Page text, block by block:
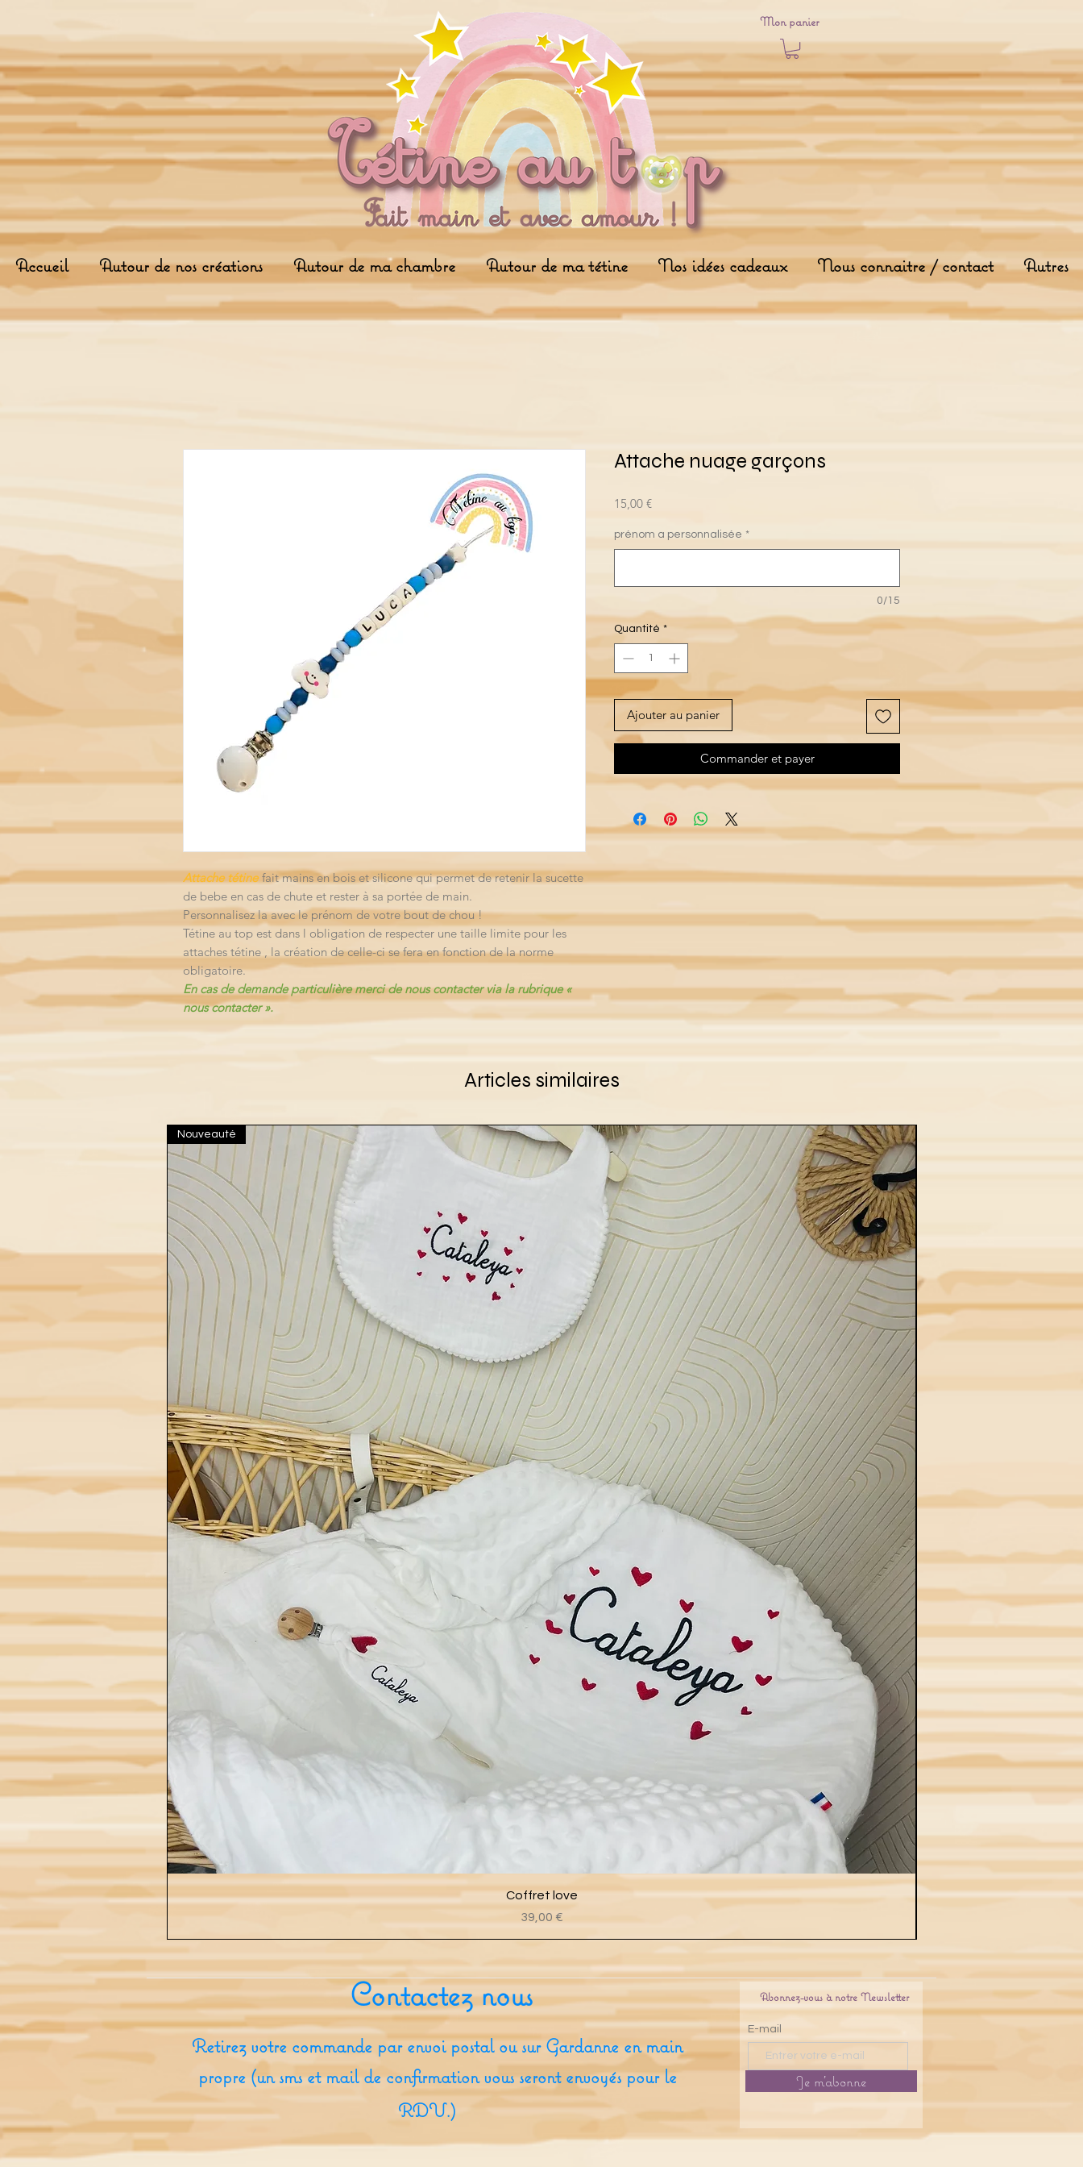
Mon panier
Accueil Autour de nos créations Autour de ma chambre Autour de ma tétine Nos idées cadeaux Nous connaitre / contact Autres
Attache tétinefait mains en bois et silicone qui permet de retenir la sucette
de bebe en cas de chute et rester à sa portée de main.
Personnalisez la avec le prénom de votre bout de chou !
Tétine au top est dans l obligation de respecter une taille limite pour les
attaches tétine , la création de celle-ci se fera en fonction de la norme
obligatoire.
En cas de demande particulière merci de nous contacter via la rubrique «
nous contacter ».
Attache nuage garçons
15,00 €Prix
prénom a personnalisée *
0/15
Quantité *
Ajouter au panier
Commander et payer
Articles similaires
Aperçu rapide
Nouveauté
Coffret love
Prix
39,00 €
Contactez nous
Retirez votre commande par envoi postal ou sur Gardanne en main
propre (un sms et mail de confirmation vous seront envoyés pour le
RDV.)
Abonnez-vous à notre Newsletter
E-mail
Je m'abonne